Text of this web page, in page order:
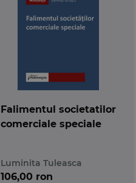
Falimentul societatilor
comerciale speciale
Luminita Tuleasca
106,00 ron